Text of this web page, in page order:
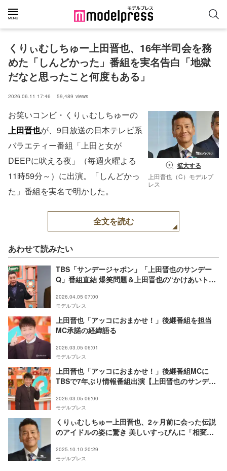
くりぃむしちゅー上田晋也、16年半司会を務
めた「しんどかった」番組を実名告白「地獄
だなと思ったこと何度もある」
2026.06.11 17:46 59,489 views
拡大する
上田晋也（C）モデルプ
レス
お笑いコンビ・くりぃむしちゅーの
上田晋也が、9日放送の日本テレビ系
バラエティー番組「上田と女が
DEEPに吠える夜」（毎週火曜よる
11時59分～）に出演。「しんどかっ
た」番組を実名で明かした。
全文を読む
あわせて読みたい
TBS「サンデージャポン」「上田晋也のサンデー
Q」番組直結 爆笑問題＆上田晋也の“かけあいトー
2026.04.05 07:00
モデルプレス
上田晋也「アッコにおまかせ！」後継番組を担当
MC承諾の経緯語る
2026.03.05 06:01
モデルプレス
上田晋也「アッコにおまかせ！」後継番組MCに
TBSで7年ぶり情報番組出演【上田晋也のサンデー
2026.03.05 06:00
モデルプレス
くりぃむしちゅー上田晋也、2ヶ月前に会った伝説
のアイドルの姿に驚き 美しいすっぴんに「相変わ
2025.10.10 20:29
モデルプレス